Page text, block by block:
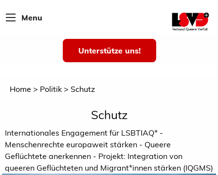
Menu
Unterstütze uns!
Home Politik Schutz
Schutz
Internationales Engagement für LSBTIAQ* -
Menschenrechte europaweit stärken - Queere
Geflüchtete anerkennen - Projekt: Integration von
queeren Geflüchteten und Migrant*innen stärken (IQGMS)